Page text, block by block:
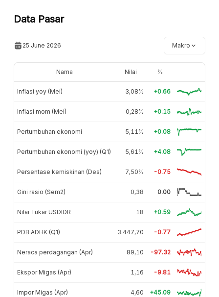
Data Pasar
25 June 2026 Makro
Nama Nilai %
Inflasi yoy (Mei) 3,08% +0.66
Inflasi mom (Mei) 0,28% +0.15
Pertumbuhan ekonomi 5,11% +0.08
Pertumbuhan ekonomi (yoy) (Q1) 5,61% +4.08
Persentase kemiskinan (Des) 7,50% -0.75
Gini rasio (Sem2) 0,38 0.00
Nilai Tukar USDIDR 18 +0.59
PDB ADHK (Q1) 3.447,70 -0.77
Neraca perdagangan (Apr) 89,10 -97.32
Ekspor Migas (Apr) 1,16 -9.81
Impor Migas (Apr) 4,60 +45.09